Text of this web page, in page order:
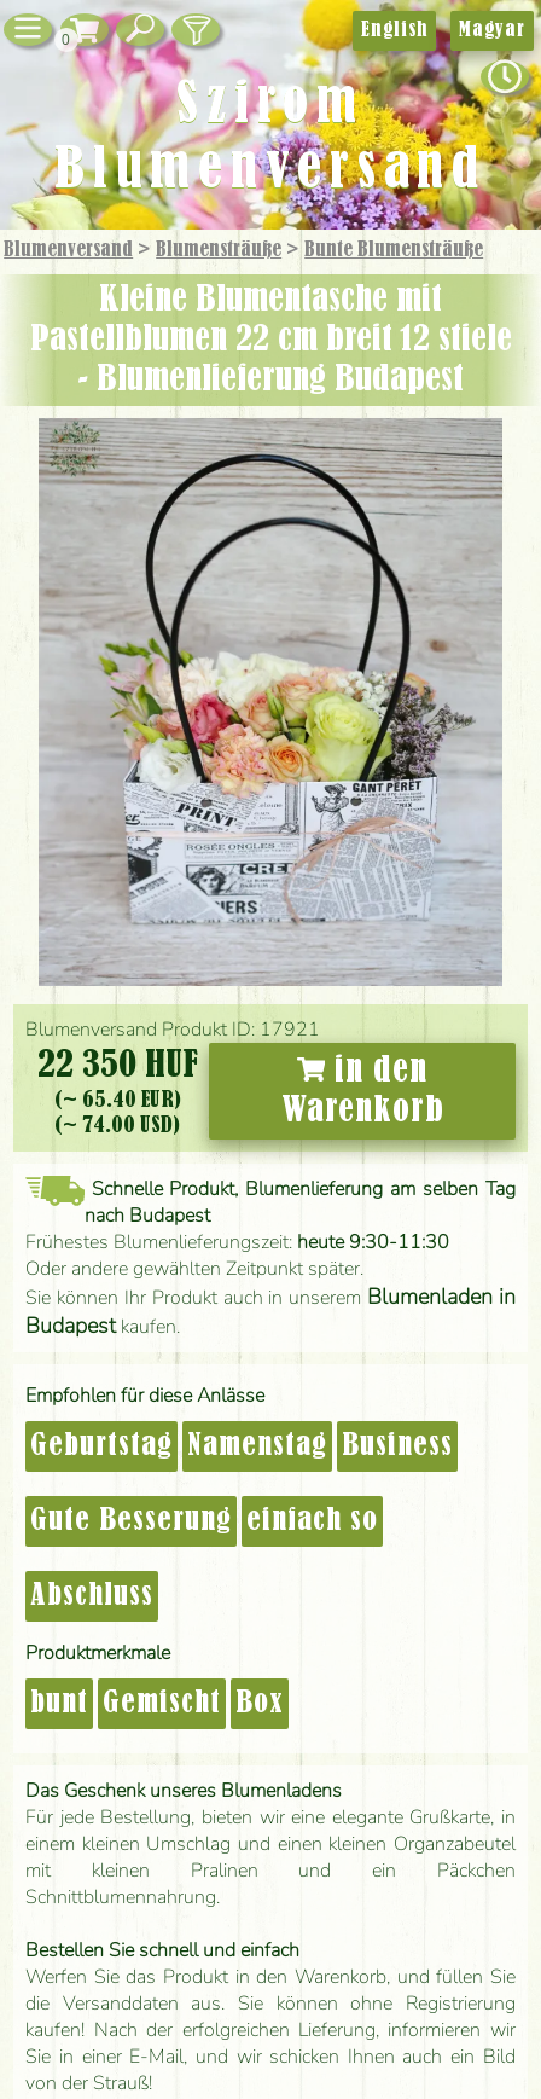
0
Blumenversand > Blumensträuße > Bunte Blumensträuße
Kleine Blumentasche mit
Pastellblumen 22 cm breit 12 stiele
- Blumenlieferung Budapest
Blumenversand Produkt ID: 17921
22 350 HUF
(~ 65.40 EUR)
(~ 74.00 USD)
in den
Warenkorb
Schnelle Produkt, Blumenlieferung am selben Tag
nach Budapest
Frühestes Blumenlieferungszeit: heute 9:30-11:30
Oder andere gewählten Zeitpunkt später.
Sie können Ihr Produkt auch in unserem Blumenladen in
Budapestkaufen.
Empfohlen für diese Anlässe
Geburtstag Namenstag Business
Gute Besserung einfach so
Abschluss
Produktmerkmale
bunt Gemischt Box
Das Geschenk unseres Blumenladens
Für jede Bestellung, bieten wir eine elegante Grußkarte, in
einem kleinen Umschlag und einen kleinen Organzabeutel
mit kleinen Pralinen und ein Päckchen
Schnittblumennahrung.
Bestellen Sie schnell und einfach
Werfen Sie das Produkt in den Warenkorb, und füllen Sie
die Versanddaten aus. Sie können ohne Registrierung
kaufen! Nach der erfolgreichen Lieferung, informieren wir
Sie in einer E-Mail, und wir schicken Ihnen auch ein Bild
von der Strauß!
English Magyar
Szirom
Blumenversand